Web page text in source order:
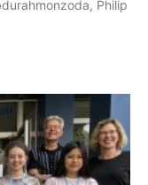
Philip